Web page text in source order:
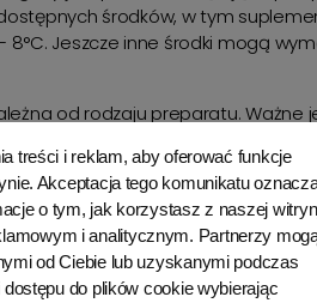
treści i reklam, aby oferować funkcje
Akceptacja tego komunikatu
o tym, jak korzystasz z naszej
i analitycznym. Partnerzy
od Ciebie lub uzyskanymi podczas
do plików cookie wybierając
środków, w tym
Jeszcze inne środki mogą
od rodzaju preparatu. Ważne
są rygorystyczne, ponieważ
do strat finansowych, a także
lekówna trasach polskich
i wilgotności powietrza w